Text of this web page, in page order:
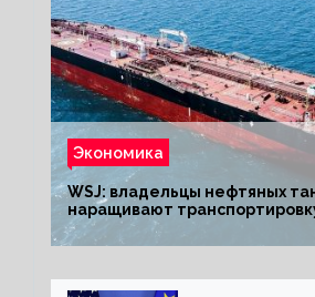
Экономика
WSJ: владельцы нефтяных
наращивают
из РФ до санкций